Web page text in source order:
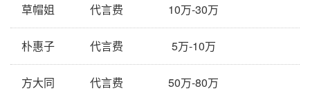
草帽姐 代言费 10万-30万
朴惠子 代言费 5万-10万
方大同 代言费 50万-80万